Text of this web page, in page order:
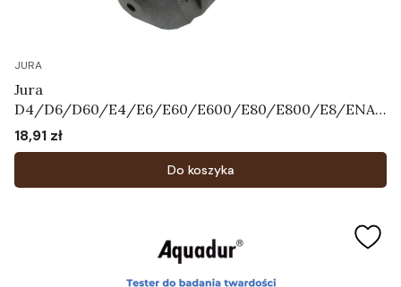
JURA
Jura
D4/D6/D60/E4/E6/E60/E600/E80/E800/E8/ENA3
/ENA5/ENA7/ENA9/ENA
X1/F7/F8/F85/J5/J7/J9.4/XJ5/XJ6/XJ9/WE50/WE6/
WE8 - Dysza Art.66590
Cena
18,91 zł
Do koszyka